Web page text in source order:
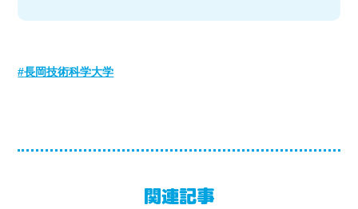
長岡技術科学大学
関連記事